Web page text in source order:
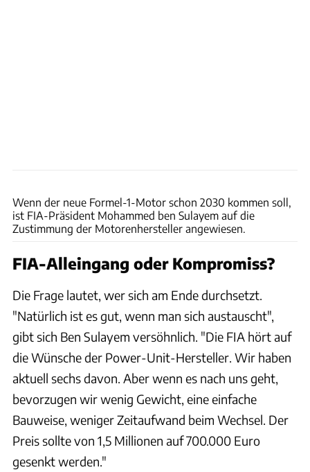
Wenn der neue Formel-1-Motor schon 2030 kommen soll,
ist FIA-Präsident Mohammed ben Sulayem auf die
Zustimmung der Motorenhersteller angewiesen.
FIA-Alleingang oder Kompromiss?
Die Frage lautet, wer sich am Ende durchsetzt.
"Natürlich ist es gut, wenn man sich austauscht",
gibt sich Ben Sulayem versöhnlich. "Die FIA hört auf
die Wünsche der Power-Unit-Hersteller. Wir haben
aktuell sechs davon. Aber wenn es nach uns geht,
bevorzugen wir wenig Gewicht, eine einfache
Bauweise, weniger Zeitaufwand beim Wechsel. Der
Preis sollte von 1,5 Millionen auf 700.000 Euro
gesenkt werden."